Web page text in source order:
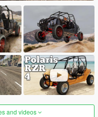
and videos